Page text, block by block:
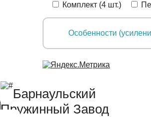
Комплект (4 шт.)
Барнаульский
Пружинный Завод